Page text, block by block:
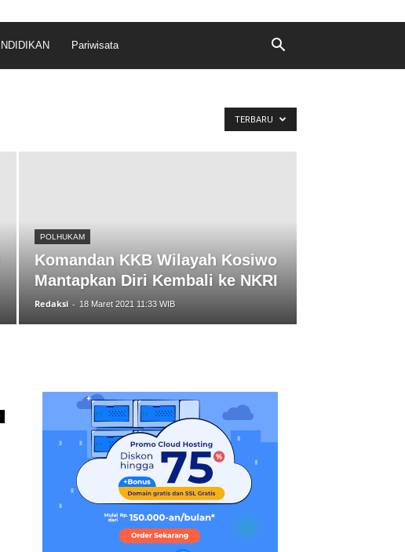
Pariwisata
TERBARU
POLHUKAM
Komandan KKB Wilayah Kosiwo
Mantapkan Diri Kembali ke NKRI
Redaksi - 18 Maret 2021 11:33 WIB